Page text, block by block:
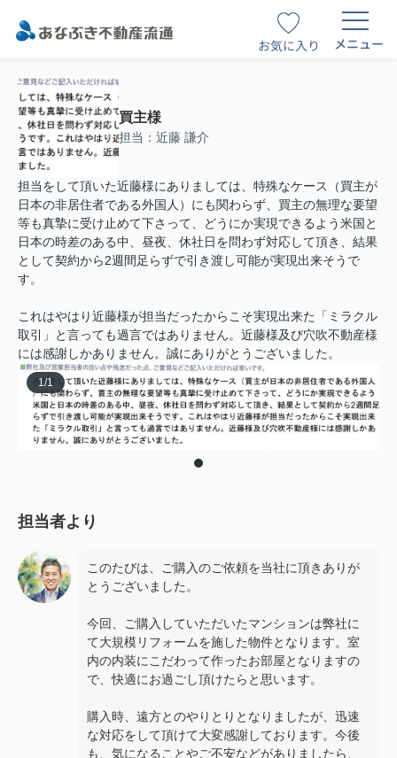
お気に入り メニュー
買主様
担当：近藤 謙介
担当をして頂いた近藤様にありましては、特殊なケース（買主が
日本の非居住者である外国人）にも関わらず、買主の無理な要望
等も真摯に受け止めて下さって、どうにか実現できるよう米国と
日本の時差のある中、昼夜、休社日を問わず対応して頂き、結果
として契約から2週間足らずで引き渡し可能が実現出来そうで
す。
これはやはり近藤様が担当だったからこそ実現出来た「ミラクル
取引」と言っても過言ではありません。近藤様及び穴吹不動産様
には感謝しかありません。誠にありがとうございました。
1 /1
担当者より
このたびは、ご購入のご依頼を当社に頂きありが
とうございました。
今回、ご購入していただいたマンションは弊社に
て大規模リフォームを施した物件となります。室
内の内装にこだわって作ったお部屋となりますの
で、快適にお過ごし頂けたらと思います。
購入時、遠方とのやりとりとなりましたが、迅速
な対応をして頂けて大変感謝しております。今後
も、気になることやご不安などがありましたら、